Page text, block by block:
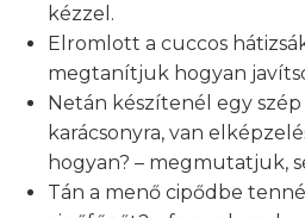
kézzel.
Elromlott a cuccos
megtanítjuk hogyan
Netán készítenél egy
karácsonyra, van
hogyan? – megmutatjuk,
Tán a menő cipődbe